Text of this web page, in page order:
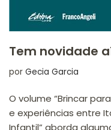
Tem novidade
por Gecia Garcia
O volume “Brincar
e experiências entre
Infantil” aborda